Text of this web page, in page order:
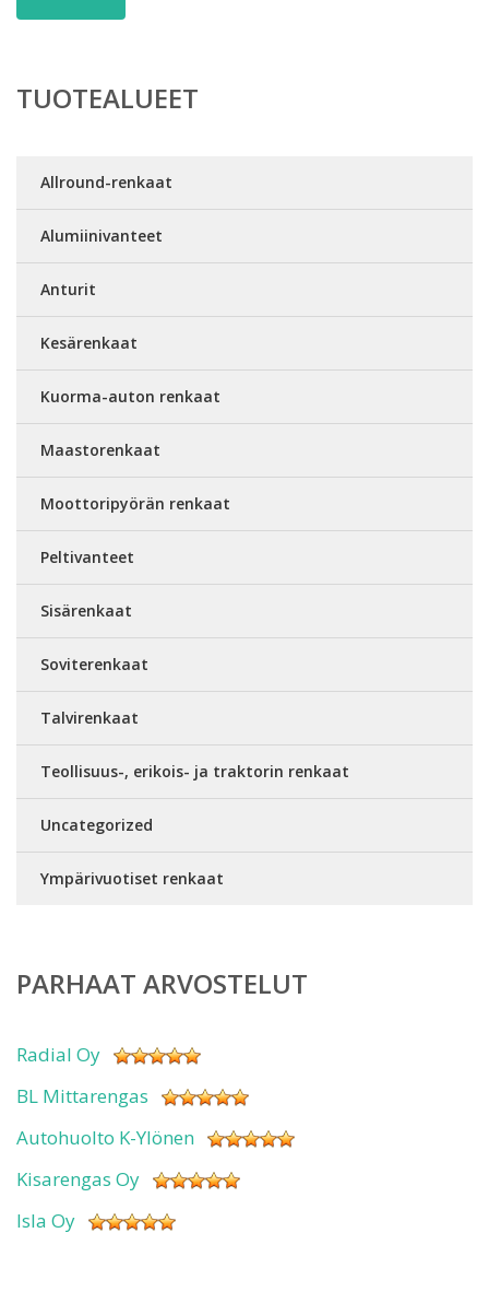
TUOTEALUEET
Allround-renkaat
Alumiinivanteet
Anturit
Kesärenkaat
Kuorma-auton renkaat
Maastorenkaat
Moottoripyörän renkaat
Peltivanteet
Sisärenkaat
Soviterenkaat
Talvirenkaat
Teollisuus-, erikois- ja traktorin renkaat
Uncategorized
Ympärivuotiset renkaat
PARHAAT ARVOSTELUT
Radial Oy
BL Mittarengas
Autohuolto K-Ylönen
Kisarengas Oy
Isla Oy